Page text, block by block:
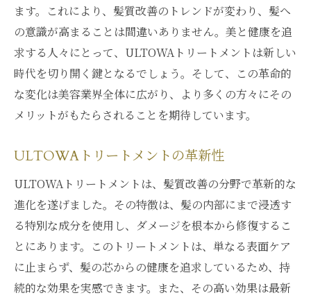
ます。これにより、髪質改善のトレンドが変わり、髪へ
の意識が高まることは間違いありません。美と健康を追
求する人々にとって、ULTOWAトリートメントは新しい
時代を切り開く鍵となるでしょう。そして、この革命的
な変化は美容業界全体に広がり、より多くの方々にその
メリットがもたらされることを期待しています。
ULTOWAトリートメントの革新性
ULTOWAトリートメントは、髪質改善の分野で革新的な
進化を遂げました。その特徴は、髪の内部にまで浸透す
る特別な成分を使用し、ダメージを根本から修復するこ
とにあります。このトリートメントは、単なる表面ケア
に止まらず、髪の芯からの健康を追求しているため、持
続的な効果を実感できます。また、その高い効果は最新